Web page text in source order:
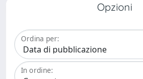
Opzioni
Ordina per:
In ordine: